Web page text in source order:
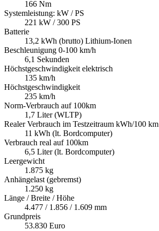
166 Nm
Systemleistung: kW / PS
221 kW / 300 PS
Batterie
13,2 kWh (brutto) Lithium-Ionen
Beschleunigung 0-100 km/h
6,1 Sekunden
Höchstgeschwindigkeit elektrisch
135 km/h
Höchstgeschwindigkeit
235 km/h
Norm-Verbrauch auf 100km
1,7 Liter (WLTP)
Realer Verbrauch im Testzeitraum kWh/100 km
11 kWh (lt. Bordcomputer)
Verbrauch real auf 100km
6,5 Liter (lt. Bordcomputer)
Leergewicht
1.875 kg
Anhängelast (gebremst)
1.250 kg
Länge / Breite / Höhe
4.477 / 1.856 / 1.609 mm
Grundpreis
53.830 Euro